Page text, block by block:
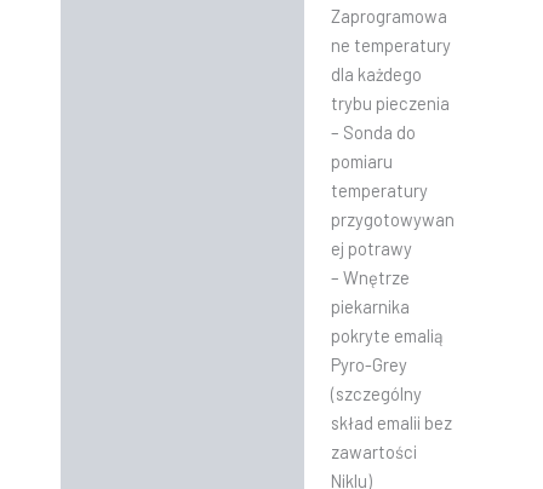
Zaprogramowa
ne temperatury
dla każdego
trybu pieczenia
– Sonda do
pomiaru
temperatury
przygotowywan
ej potrawy
– Wnętrze
piekarnika
pokryte emalią
Pyro-Grey
(szczególny
skład emalii bez
zawartości
Niklu)